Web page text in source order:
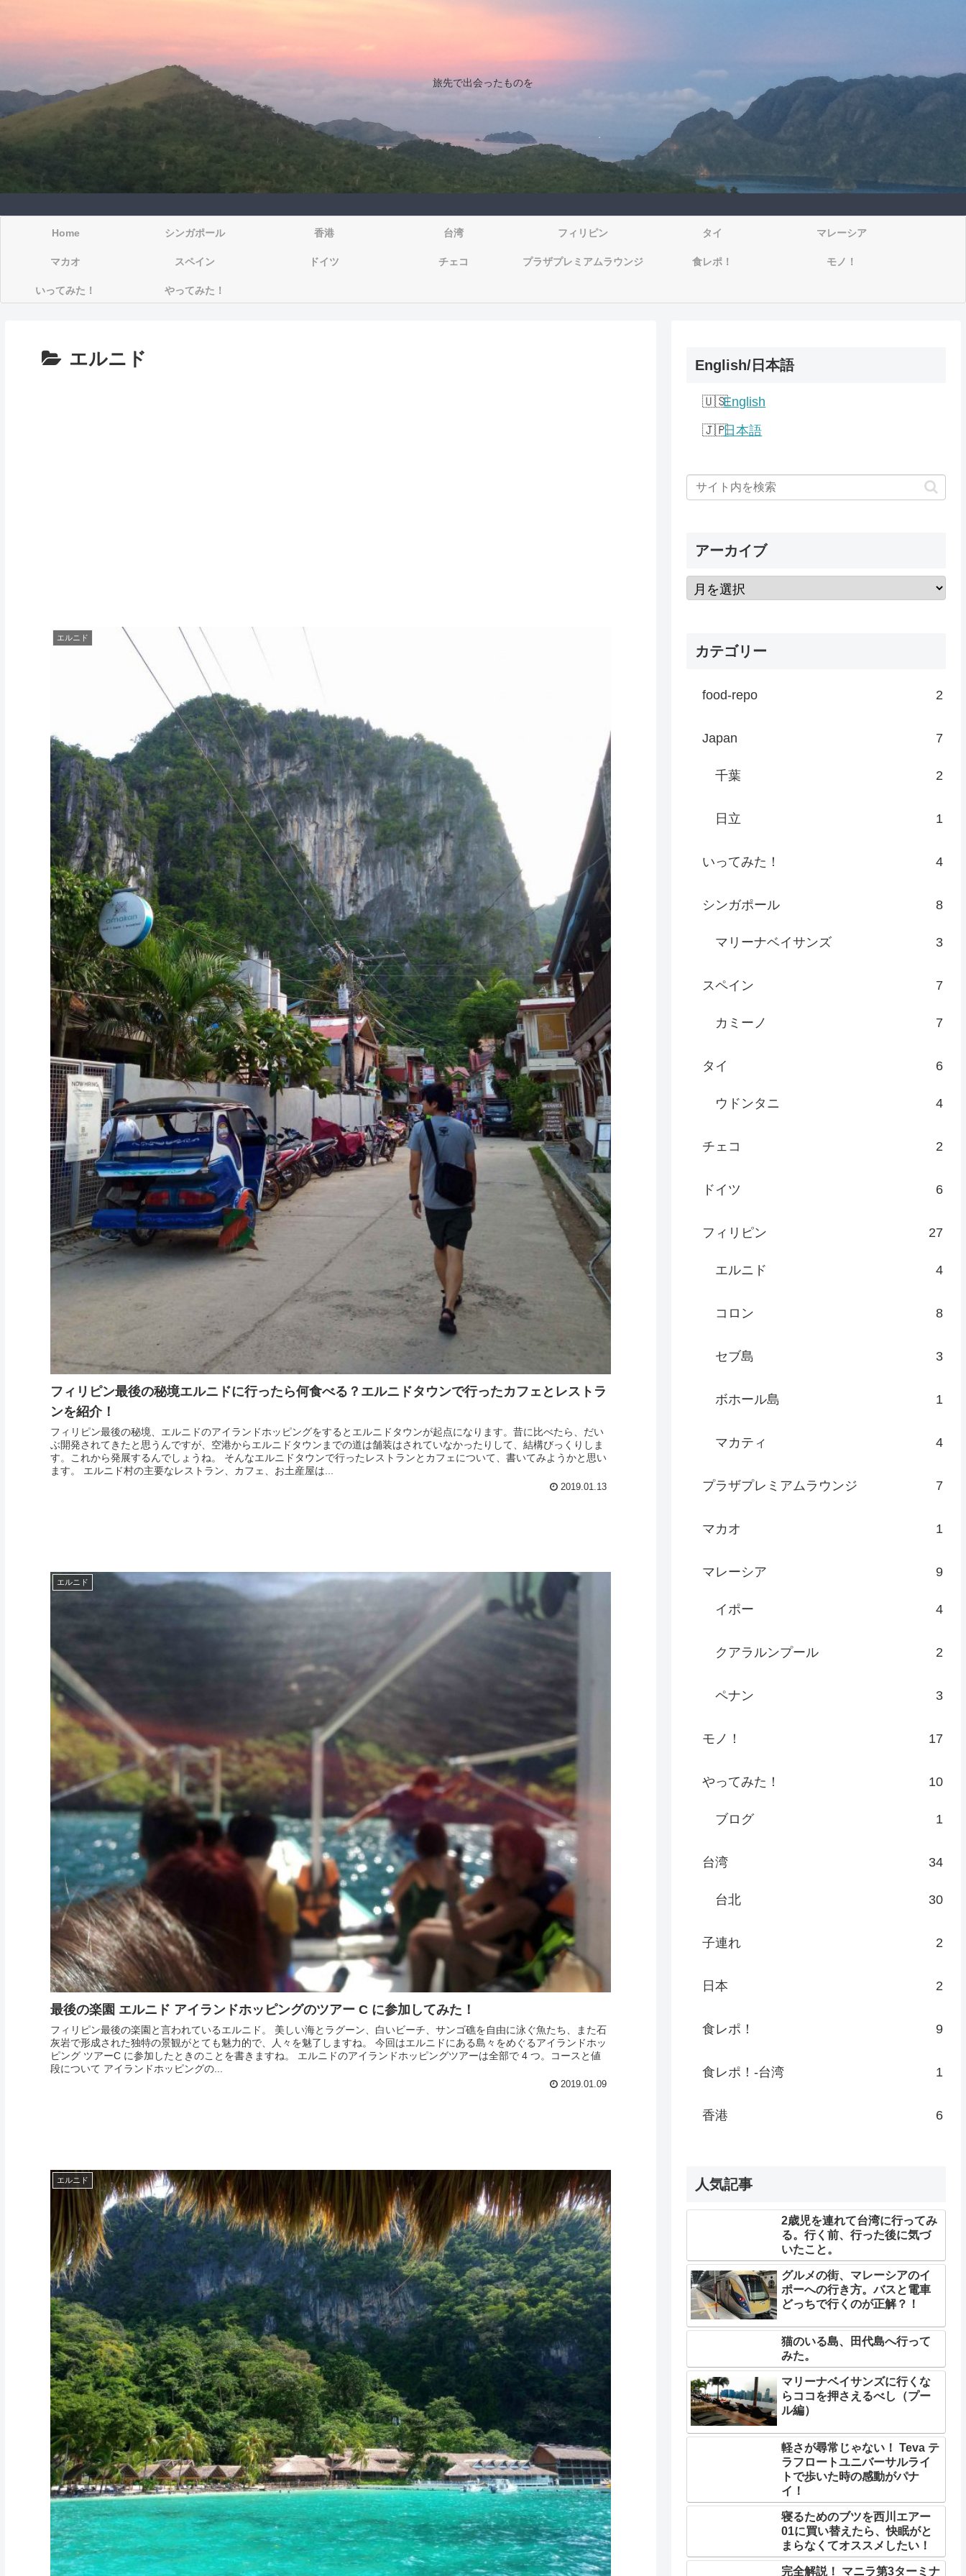
旅先で出会ったものを
Home シンガポール 香港 台湾 フィリピン タイ マレーシア
マカオ スペイン ドイツ チェコ プラザプレミアムラウンジ 食レポ！ モノ！
いってみた！ やってみた！
エルニド
エルニド
フィリピン最後の秘境エルニドに行ったら何食べる？エルニドタウンで行ったカフェとレストラ
ンを紹介！
フィリピン最後の秘境、エルニドのアイランドホッピングをするとエルニドタウンが起点になります。昔に比べたら、だい
ぶ開発されてきたと思うんですが、空港からエルニドタウンまでの道は舗装はされていなかったりして、結構びっくりしま
す。これから発展するんでしょうね。 そんなエルニドタウンで行ったレストランとカフェについて、書いてみようかと思い
ます。 エルニド村の主要なレストラン、カフェ、お土産屋は...
2019.01.13
エルニド
最後の楽園 エルニド アイランドホッピングのツアー C に参加してみた！
フィリピン最後の楽園と言われているエルニド。 美しい海とラグーン、白いビーチ、サンゴ礁を自由に泳ぐ魚たち、また石
灰岩で形成された独特の景観がとても魅力的で、人々を魅了しますね。 今回はエルニドにある島々をめぐるアイランドホッ
ピング ツアーC に参加したときのことを書きますね。 エルニドのアイランドホッピングツアーは全部で 4 つ。コースと値
段について アイランドホッピングの...
2019.01.09
エルニド
English/日本語
English
日本語
アーカイブ
カテゴリー
food-repo 2
Japan 7
千葉 2
日立 1
いってみた！ 4
シンガポール 8
マリーナベイサンズ 3
スペイン 7
カミーノ 7
タイ 6
ウドンタニ 4
チェコ 2
ドイツ 6
フィリピン 27
エルニド 4
コロン 8
セブ島 3
ボホール島 1
マカティ 4
プラザプレミアムラウンジ 7
マカオ 1
マレーシア 9
イポー 4
クアラルンプール 2
ペナン 3
モノ！ 17
やってみた！ 10
ブログ 1
台湾 34
台北 30
子連れ 2
日本 2
食レポ！ 9
食レポ！-台湾 1
香港 6
人気記事
2歳児を連れて台湾に行ってみ
る。行く前、行った後に気づ
いたこと。
グルメの街、マレーシアのイ
ポーへの行き方。バスと電車
どっちで行くのが正解？！
猫のいる島、田代島へ行って
みた。
マリーナベイサンズに行くな
らココを押さえるべし（プー
ル編）
軽さが尋常じゃない！ Teva テ
ラフロートユニバーサルライ
トで歩いた時の感動がパナ
イ！
寝るためのブツを西川エアー
01に買い替えたら、快眠がと
まらなくてオススメしたい！
完全解説！ マニラ第3ターミナ